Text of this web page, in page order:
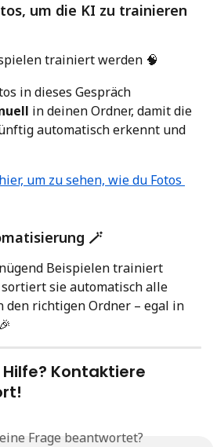
um die KI zu trainieren
trainiert werden 🧠
in dieses Gespräch
in deinen Ordner, damit die
automatisch erkennt und
um zu sehen, wie du Fotos
🪄
Beispielen trainiert
sie automatisch alle
den richtigen Ordner – egal in
Kontaktiere
Frage beantwortet?